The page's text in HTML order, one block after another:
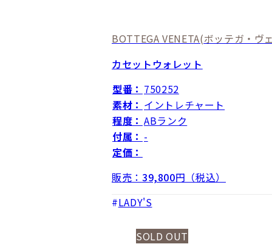
BOTTEGA VENETA(ボッテガ・ヴ
カセットウォレット
型番： 750252
素材： イントレチャート
程度： ABランク
付属： -
定価：
販売： 39,800円（税込）
LADY'S
SOLD OUT